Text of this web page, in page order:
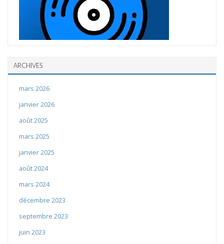
ARCHIVES
mars 2026
janvier 2026
août 2025
mars 2025
janvier 2025
août 2024
mars 2024
décembre 2023
septembre 2023
juin 2023